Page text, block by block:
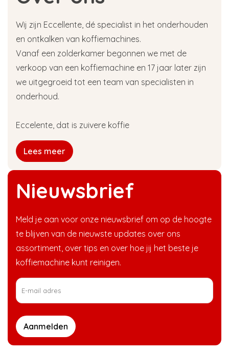
Nieuwsbrief
Meld je aan voor onze nieuwsbrief om op de hoogte
te blijven van de nieuwste updates over ons
assortiment, over tips en over hoe jij het beste je
koffiemachine kunt reinigen.
Aanmelden
Wij zijn Eccellente, dé specialist in het onderhouden
en ontkalken van koffiemachines.
Vanaf een zolderkamer begonnen we met de
verkoop van een koffiemachine en 17 jaar later zijn
we uitgegroeid tot een team van specialisten in
onderhoud.
Eccelente, dat is zuivere koffie
Lees meer